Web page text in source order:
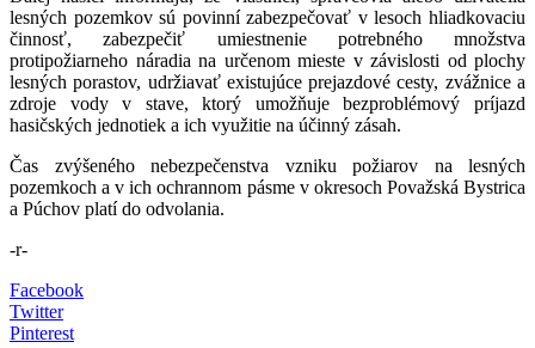
lesných pozemkov sú povinní zabezpečovať v lesoch hliadkovaciu
činnosť, zabezpečiť umiestnenie potrebného množstva
protipožiarneho náradia na určenom mieste v závislosti od plochy
lesných porastov, udržiavať existujúce prejazdové cesty, zvážnice a
zdroje vody v stave, ktorý umožňuje bezproblémový príjazd
hasičských jednotiek a ich využitie na účinný zásah.
Čas zvýšeného nebezpečenstva vzniku požiarov na lesných
pozemkoch a v ich ochrannom pásme v okresoch Považská Bystrica
a Púchov platí do odvolania.
-r-
Facebook
Twitter
Pinterest